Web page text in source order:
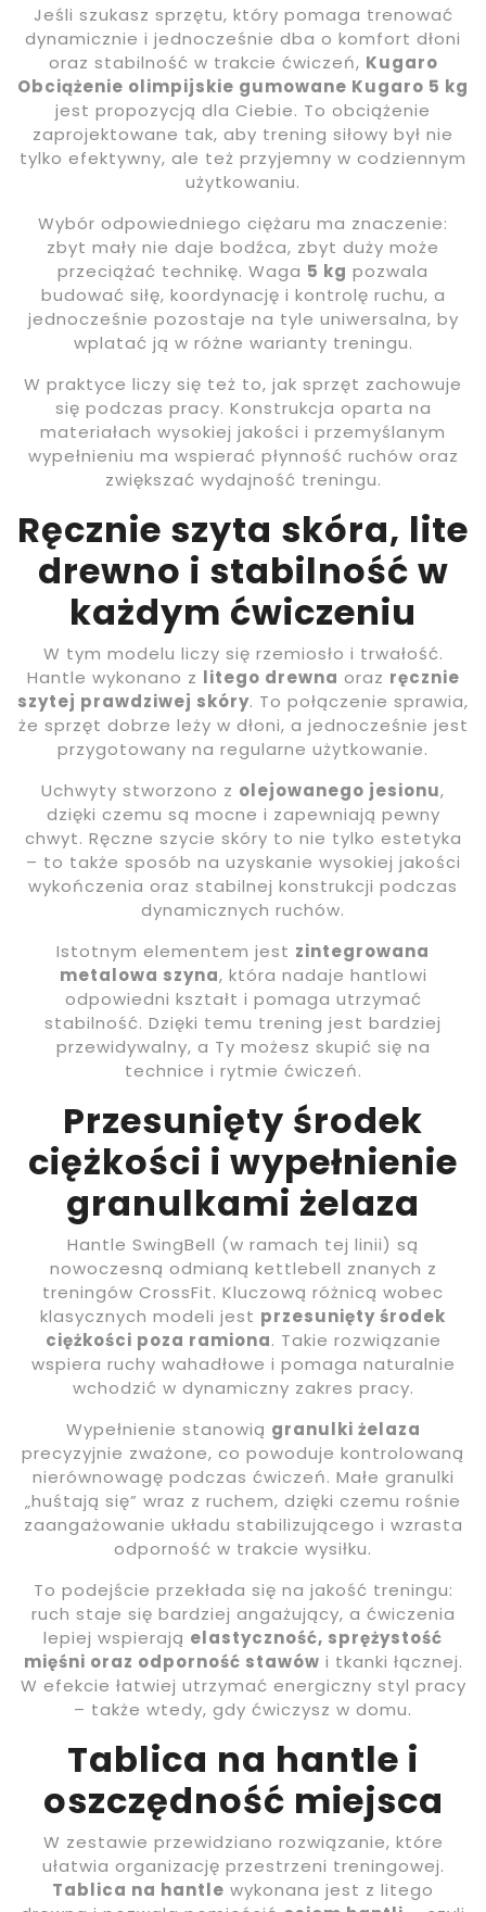
Jeśli szukasz sprzętu, który pomaga trenować
dynamicznie i jednocześnie dba o komfort dłoni
oraz stabilność w trakcie ćwiczeń, Kugaro
Obciążenie olimpijskie gumowane Kugaro 5 kg
jest propozycją dla Ciebie. To obciążenie
zaprojektowane tak, aby trening siłowy był nie
tylko efektywny, ale też przyjemny w codziennym
użytkowaniu.
Wybór odpowiedniego ciężaru ma znaczenie:
zbyt mały nie daje bodźca, zbyt duży może
przeciążać technikę. Waga 5 kg pozwala
budować siłę, koordynację i kontrolę ruchu, a
jednocześnie pozostaje na tyle uniwersalna, by
wplatać ją w różne warianty treningu.
W praktyce liczy się też to, jak sprzęt zachowuje
się podczas pracy. Konstrukcja oparta na
materiałach wysokiej jakości i przemyślanym
wypełnieniu ma wspierać płynność ruchów oraz
zwiększać wydajność treningu.
Ręcznie szyta skóra, lite
drewno i stabilność w
każdym ćwiczeniu
W tym modelu liczy się rzemiosło i trwałość.
Hantle wykonano z litego drewna oraz ręcznie
szytej prawdziwej skóry. To połączenie sprawia,
że sprzęt dobrze leży w dłoni, a jednocześnie jest
przygotowany na regularne użytkowanie.
Uchwyty stworzono z olejowanego jesionu,
dzięki czemu są mocne i zapewniają pewny
chwyt. Ręczne szycie skóry to nie tylko estetyka
– to także sposób na uzyskanie wysokiej jakości
wykończenia oraz stabilnej konstrukcji podczas
dynamicznych ruchów.
Istotnym elementem jest zintegrowana
metalowa szyna, która nadaje hantlowi
odpowiedni kształt i pomaga utrzymać
stabilność. Dzięki temu trening jest bardziej
przewidywalny, a Ty możesz skupić się na
technice i rytmie ćwiczeń.
Przesunięty środek
ciężkości i wypełnienie
granulkami żelaza
Hantle SwingBell (w ramach tej linii) są
nowoczesną odmianą kettlebell znanych z
treningów CrossFit. Kluczową różnicą wobec
klasycznych modeli jest przesunięty środek
ciężkości poza ramiona. Takie rozwiązanie
wspiera ruchy wahadłowe i pomaga naturalnie
wchodzić w dynamiczny zakres pracy.
Wypełnienie stanowią granulki żelaza
precyzyjnie zważone, co powoduje kontrolowaną
nierównowagę podczas ćwiczeń. Małe granulki
„huśtają się” wraz z ruchem, dzięki czemu rośnie
zaangażowanie układu stabilizującego i wzrasta
odporność w trakcie wysiłku.
To podejście przekłada się na jakość treningu:
ruch staje się bardziej angażujący, a ćwiczenia
lepiej wspierają elastyczność, sprężystość
mięśni oraz odporność stawów i tkanki łącznej.
W efekcie łatwiej utrzymać energiczny styl pracy
– także wtedy, gdy ćwiczysz w domu.
Tablica na hantle i
oszczędność miejsca
W zestawie przewidziano rozwiązanie, które
ułatwia organizację przestrzeni treningowej.
Tablica na hantle wykonana jest z litego